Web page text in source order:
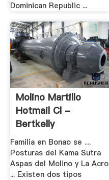
Dominican Republic ...
Molino Martillo
Hotmail Cl -
Bertkelly
Familia en Bonao se ....
Posturas del Kama Sutra
Aspas del Molino y La Acro
... Existen dos tipos